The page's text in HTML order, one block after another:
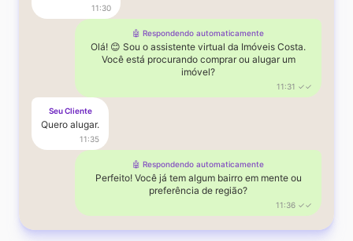
11:30
🤖 Respondendo automaticamente
Olá! 😊 Sou o assistente virtual da Imóveis Costa.
Você está procurando comprar ou alugar um
imóvel?
11:31 ✓✓
Seu Cliente
Quero alugar.
11:35
🤖 Respondendo automaticamente
Perfeito! Você já tem algum bairro em mente ou
preferência de região?
11:36 ✓✓